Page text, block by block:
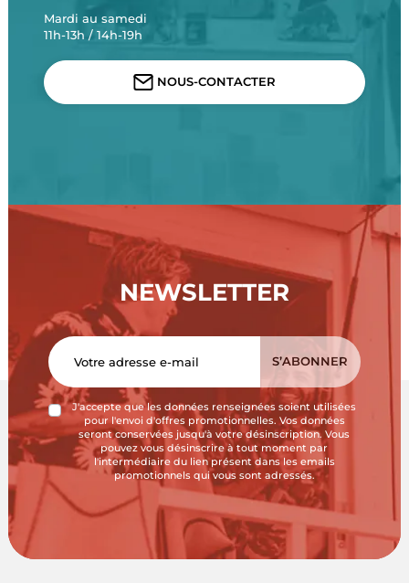
Mardi au samedi
11h-13h / 14h-19h
NOUS-CONTACTER
NEWSLETTER
J'accepte que les données renseignées soient utilisées
pour l'envoi d'offres promotionnelles. Vos données
seront conservées jusqu'à votre désinscription. Vous
pouvez vous désinscrire à tout moment par
l'intermédiaire du lien présent dans les emails
promotionnels qui vous sont adressés.